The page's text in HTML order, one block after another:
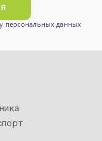
персональных данных